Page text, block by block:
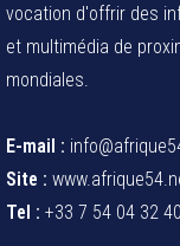
vocation d'offrir des
et multimédia de
mondiales.
E-mail :
Site :
Tel : +33 7 54 04 32 40